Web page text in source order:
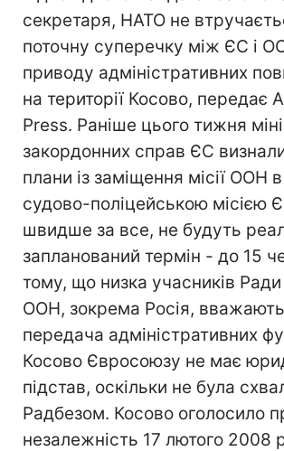
секретаря, НАТО не
поточну суперечку між ЄС і
приводу адміністративних
на території Косово, передає
Press. Раніше цього тижня
закордонних справ ЄС
плани із заміщення місії ООН
судово-поліцейською місією
швидше за все, не будуть
запланований термін - до 15
тому, що низка учасників
ООН, зокрема Росія,
передача адміністративних
Косово Євросоюзу не має
підстав, оскільки не була
Радбезом. Косово оголосило
незалежність 17 лютого 2008